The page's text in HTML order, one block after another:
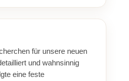
für unsere neuen
und wahnsinnig
eine feste